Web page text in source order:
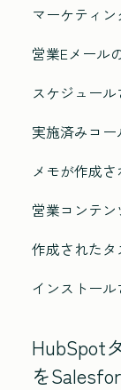
マーケティ
営業Eメール
スケジュー
実施済みコー
メモが作成さ
営業コンテ
作成されたタ
インストー
HubSpot
を